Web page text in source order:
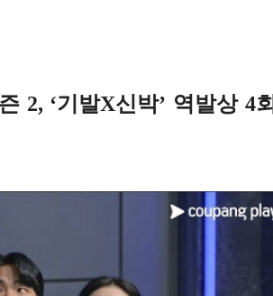
2, ‘기발X신박’ 역발상 4